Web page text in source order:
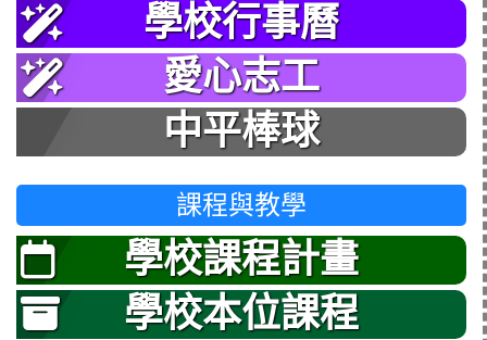
學校行事曆
愛心志工
中平棒球
課程與教學
學校課程計畫
學校本位課程